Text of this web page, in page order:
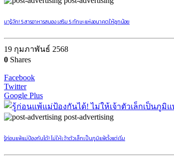
มารู้จัก! 5 สารอาหารสมอง เสริม 5 ทักษะแห่งอนาคตให้ลูกน้อย
19 กุมภาพันธ์ 2568
0 Shares
Facebook
Twitter
Google Plus
post-advertising
รู้ก่อนแพ้แม่ป้องกันได้! ไม่ให้เจ้าตัวเล็กเป็นภูมิแพ้ตั้งแต่เริ่ม